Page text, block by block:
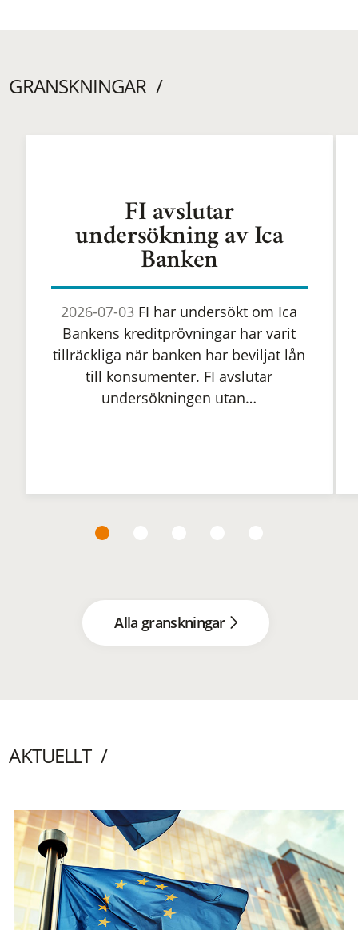
GRANSKNINGAR
FI avslutar
undersökning av Ica
Banken
2026-07-03 FI har undersökt om Ica
Bankens kreditprövningar har varit
tillräckliga när banken har beviljat lån
till konsumenter. FI avslutar
undersökningen utan…
Alla granskningar
AKTUELLT